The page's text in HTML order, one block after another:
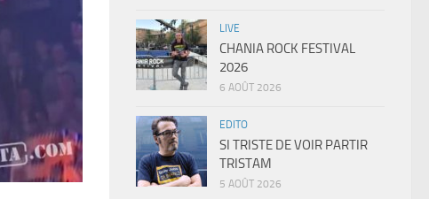
LIVE
CHANIA ROCK FESTIVAL
2026
6 AOÛT 2026
EDITO
SI TRISTE DE VOIR PARTIR
TRISTAM
5 AOÛT 2026